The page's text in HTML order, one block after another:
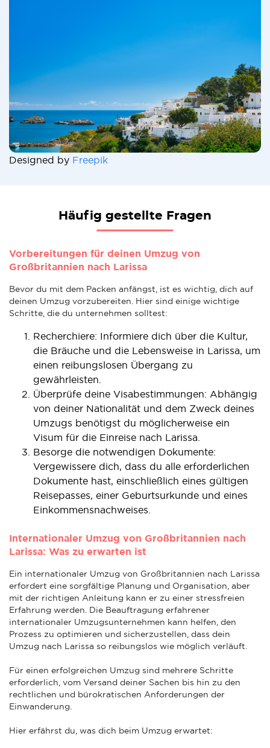
Designed by Freepik
Häufig gestellte Fragen
Vorbereitungen für deinen Umzug von
Großbritannien nach Larissa
Bevor du mit dem Packen anfängst, ist es wichtig, dich auf
deinen Umzug vorzubereiten. Hier sind einige wichtige
Schritte, die du unternehmen solltest:
Recherchiere: Informiere dich über die Kultur,
die Bräuche und die Lebensweise in Larissa, um
einen reibungslosen Übergang zu
gewährleisten.
Überprüfe deine Visabestimmungen: Abhängig
von deiner Nationalität und dem Zweck deines
Umzugs benötigst du möglicherweise ein
Visum für die Einreise nach Larissa.
Besorge die notwendigen Dokumente:
Vergewissere dich, dass du alle erforderlichen
Dokumente hast, einschließlich eines gültigen
Reisepasses, einer Geburtsurkunde und eines
Einkommensnachweises.
Internationaler Umzug von Großbritannien nach
Larissa: Was zu erwarten ist
Ein internationaler Umzug von Großbritannien nach Larissa
erfordert eine sorgfältige Planung und Organisation, aber
mit der richtigen Anleitung kann er zu einer stressfreien
Erfahrung werden. Die Beauftragung erfahrener
internationaler Umzugsunternehmen kann helfen, den
Prozess zu optimieren und sicherzustellen, dass dein
Umzug nach Larissa so reibungslos wie möglich verläuft.
Für einen erfolgreichen Umzug sind mehrere Schritte
erforderlich, vom Versand deiner Sachen bis hin zu den
rechtlichen und bürokratischen Anforderungen der
Einwanderung.
Hier erfährst du, was dich beim Umzug erwartet: